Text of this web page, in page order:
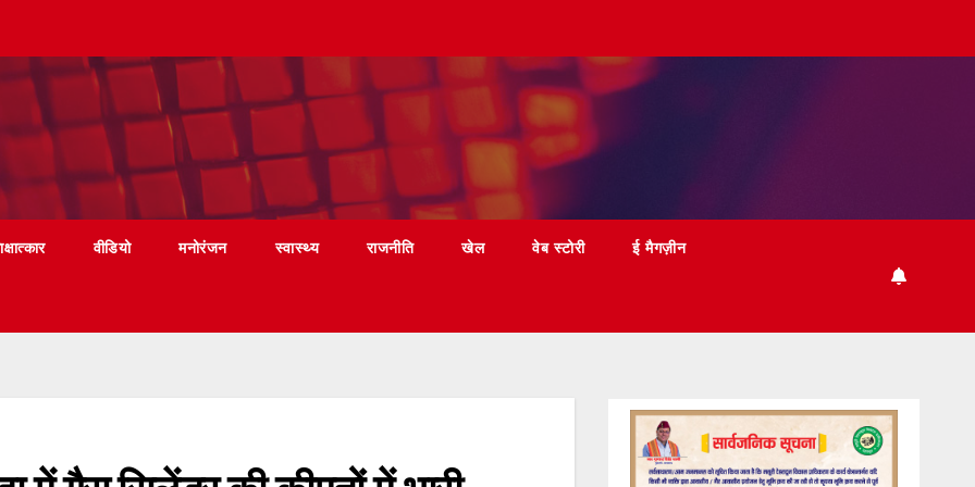
वीडियो मनोरंजन स्वास्थ्य राजनीति खेल वेब स्टोरी ई मैगज़ीन